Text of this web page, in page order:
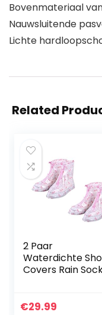
Bovenmateriaal
Nauwsluitende
Lichte
Related
2 Paar
Waterdichte
Covers Rain
antislip schoenen
€29.99